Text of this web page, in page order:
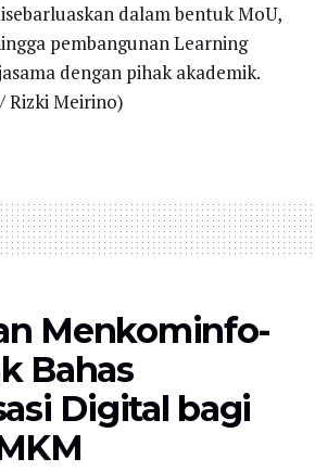
dalam bentuk MoU,
pembangunan Learning
dengan pihak akademik.
Rizki Meirino)
Menkominfo-
Bahas
Digital bagi